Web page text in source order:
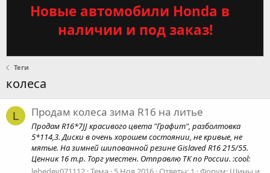
Новые автомобили Honda в
наличии и под заказ!
Теги
колеса
L Продам колеса зима R16 на литье
Продам R16*7JJ красивого цвета "Графит", разболтовка
5*114,3. Диски в очень хорошем состоянии, не кривые, не
мятые. На зимней шипованной резине Gislaved R16 215/55.
Ценник 16 т.р. Торг уместен. Отправлю ТК по России. :cool: